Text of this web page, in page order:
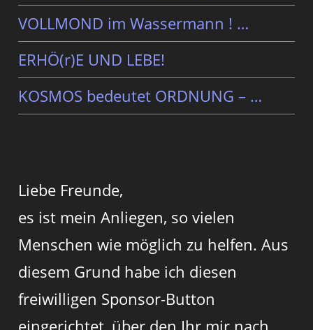
VOLLMOND im Wassermann ! …
ERHÖ(r)E UND LEBE!
KOSMOS bedeutet ORDNUNG – …
Liebe Freunde,
es ist mein Anliegen, so vielen
Menschen wie möglich zu helfen. Aus
diesem Grund habe ich diesen
freiwilligen Sponsor-Button